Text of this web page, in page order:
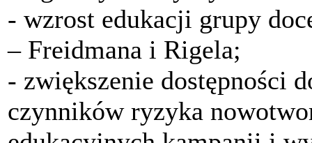
- wzrost edukacji grupy
– Freidmana i Rigela;
- zwiększenie dostępności
czynników ryzyka